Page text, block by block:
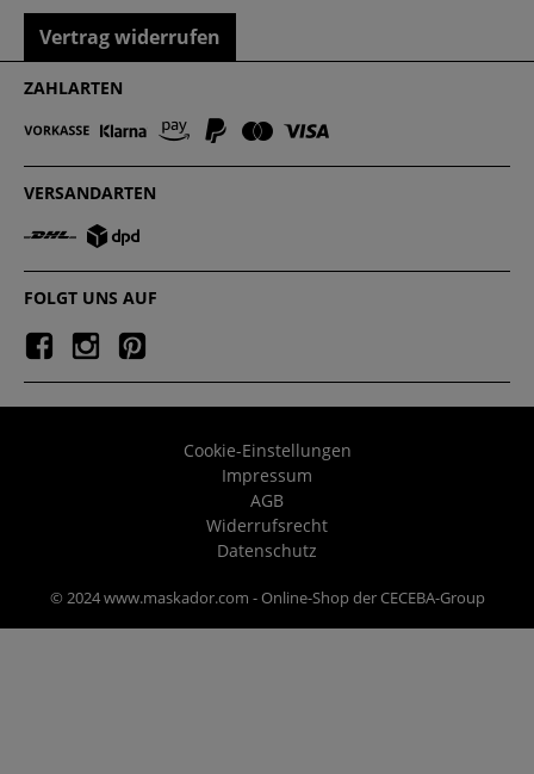
Vertrag widerrufen
ZAHLARTEN
VERSANDARTEN
FOLGT UNS AUF
Cookie-Einstellungen
Impressum
AGB
Widerrufsrecht
Datenschutz
© 2024 www.maskador.com - Online-Shop der CECEBA-Group